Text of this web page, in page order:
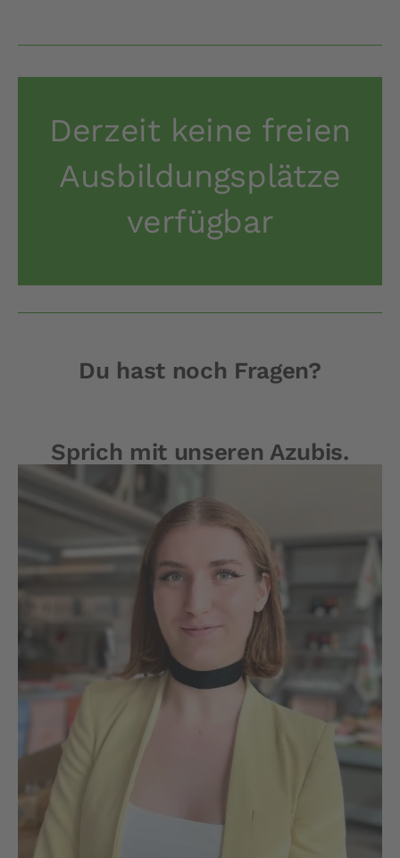
Derzeit keine freien
Ausbildungsplätze
verfügbar
Du hast noch Fragen?
Sprich mit unseren Azubis.